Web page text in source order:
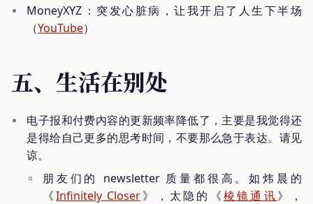
MoneyXYZ：突发心脏病，让我开启了人生下半场
（YouTube）
五、生活在别处
电子报和付费内容的更新频率降低了，主要是我觉得还
是得给自己更多的思考时间，不要那么急于表达。请见
谅。
朋友们的 newsletter 质量都很高。如炜晨的
《Infinitely Closer》，太隐的《棱镜通讯》，